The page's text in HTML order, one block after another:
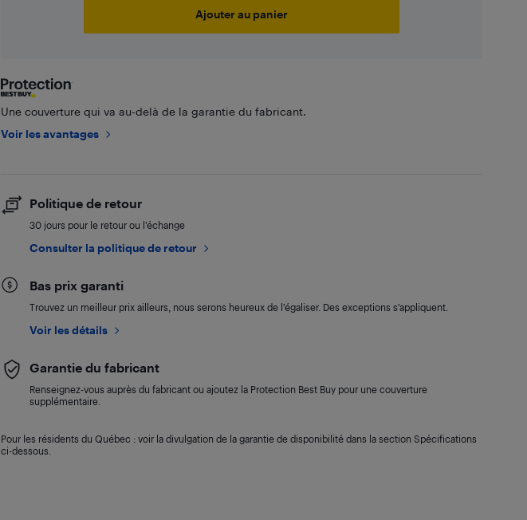
Ajouter au panier
Une couverture qui va au-delà de la garantie du fabricant.
Voir les avantages
Politique de retour
30 jours pour le retour ou l’échange
Consulter la politique de retour
Bas prix garanti
Trouvez un meilleur prix ailleurs, nous serons heureux de l’égaliser. Des exceptions s’appliquent.
Voir les détails
Garantie du fabricant
Renseignez-vous auprès du fabricant ou ajoutez la Protection Best Buy pour une couverture
supplémentaire.
Pour les résidents du Québec : voir la divulgation de la garantie de disponibilité dans la section Spécifications
ci-dessous.